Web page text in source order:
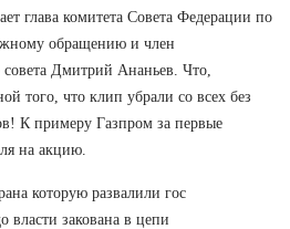
глава комитета Совета Федерации по
обращению и член
Дмитрий Ананьев. Что,
того, что клип убрали со всех без
К примеру Газпром за первые
на акцию.
которую развалили гос
власти закована в цепи